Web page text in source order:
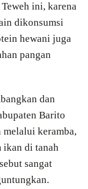
ini, karena
dikonsumsi
hewani juga
pangan
dan
Barito
keramba,
ikan di tanah
sangat